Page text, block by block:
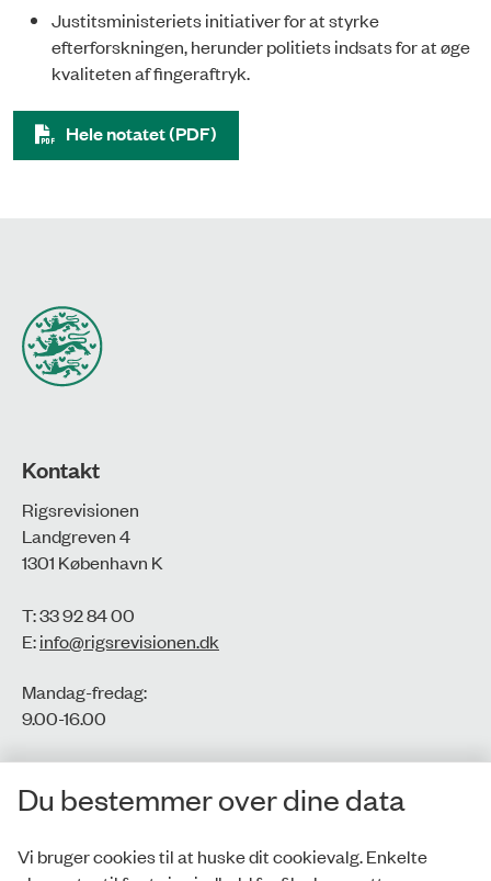
Justitsministeriets initiativer for at styrke
efterforskningen, herunder politiets indsats for at øge
kvaliteten af fingeraftryk.
Hele notatet (PDF)
Kontakt
Rigsrevisionen
Landgreven 4
1301 København K
T: 33 92 84 00
E:info@rigsrevisionen.dk
Mandag-fredag:
9.00-16.00​
CVR-nr.: 77806113
EAN-nr.: 5798000016002
Du bestemmer over dine data
Vi bruger cookies til at huske dit cookievalg. Enkelte